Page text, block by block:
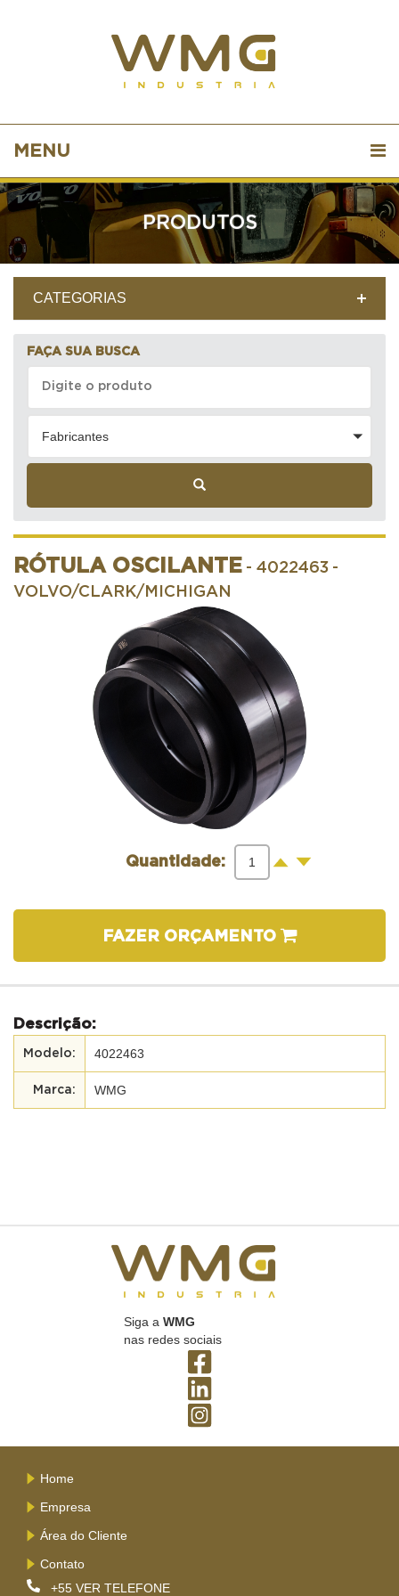
MENU
PRODUTOS
CATEGORIAS
FAÇA SUA BUSCA
Fabricantes
RÓTULA OSCILANTE - 4022463 -
VOLVO/CLARK/MICHIGAN
Quantidade: + -
FAZER ORÇAMENTO
Descrição:
4022463
WMG
Siga a WMG
nas redes sociais
Home
Empresa
Área do Cliente
Contato
+55 VER TELEFONE